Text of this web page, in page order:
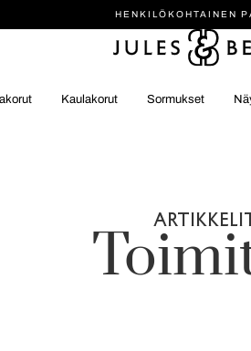
HENKILÖ­KOHTAINEN
Kaulakorut Sormukset